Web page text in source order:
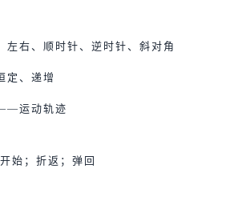
左右、顺时针、逆时针、斜对角
定、递增
运动轨迹
始；折返；弹回